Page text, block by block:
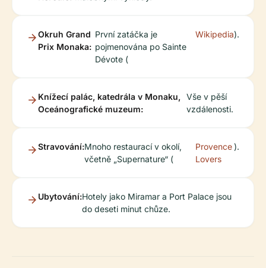
Okruh Grand
Prix Monaka:
První zatáčka je
pojmenována po Sainte
Dévote (
Wikipedia).
Knížecí palác, katedrála v Monaku,
Oceánografické muzeum:
Vše v pěší
vzdálenosti.
Stravování:Mnoho restaurací v okolí,
včetně „Supernature“ (
Provence
Lovers
).
Ubytování:Hotely jako Miramar a Port Palace jsou
do deseti minut chůze.